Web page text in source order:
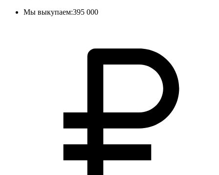
Мы выкупаем:395 000